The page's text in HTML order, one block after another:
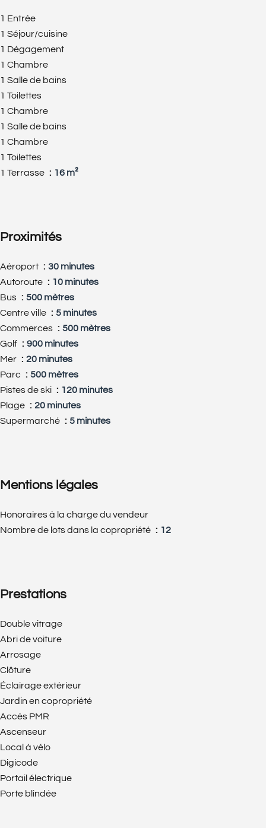
1 Entrée
1 Séjour/cuisine
1 Dégagement
1 Chambre
1 Salle de bains
1 Toilettes
1 Chambre
1 Salle de bains
1 Chambre
1 Toilettes
1 Terrasse
16 m²
Proximités
Aéroport
30 minutes
Autoroute
10 minutes
Bus
500 mètres
Centre ville
5 minutes
Commerces
500 mètres
Golf
900 minutes
Mer
20 minutes
Parc
500 mètres
Pistes de ski
120 minutes
Plage
20 minutes
Supermarché
5 minutes
Mentions légales
Honoraires à la charge du vendeur
Nombre de lots dans la copropriété
12
Prestations
Double vitrage
Abri de voiture
Arrosage
Clôture
Éclairage extérieur
Jardin en copropriété
Accès PMR
Ascenseur
Local à vélo
Digicode
Portail électrique
Porte blindée